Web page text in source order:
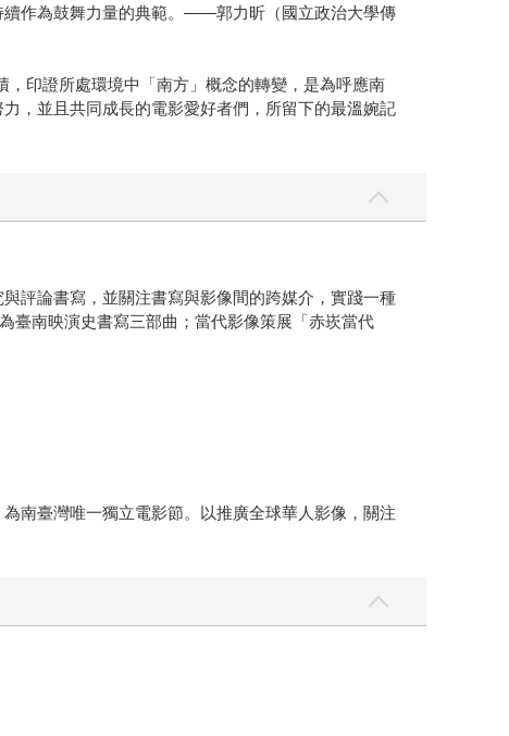
續作為鼓舞力量的典範。——郭力昕（國立政治大學傳
印證所處環境中「南方」概念的轉變，是為呼應南
，並且共同成長的電影愛好者們，所留下的最溫婉記
評論書寫，並關注書寫與影像間的跨媒介，實踐一種
臺南映演史書寫三部曲；當代影像策展「赤崁當代
南臺灣唯一獨立電影節。以推廣全球華人影像，關注